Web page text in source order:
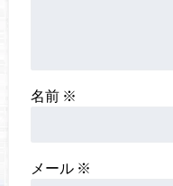
名前 ※
メール ※